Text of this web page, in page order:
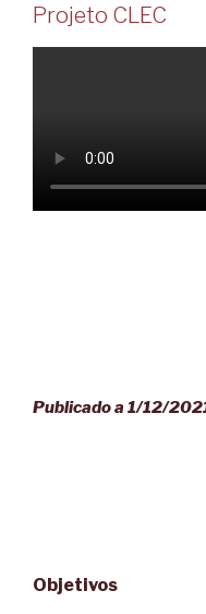
Projeto CLEC
Publicado a 1/12/
Objetivos